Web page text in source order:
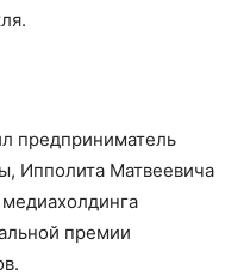
предприниматель
Ипполита Матвеевича
премии